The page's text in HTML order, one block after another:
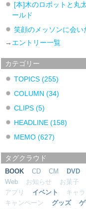
[本]木のロボットと丸
ールド
笑顔のメッソンに会い
→ エントリー一覧
カテゴリー
TOPICS (255)
COLUMN (34)
CLIPS (5)
HEADLINE (158)
MEMO (627)
タグクラウド
BOOK CD CM DVD
Web
お知らせ お菓子
アプリ
イベント キャ
キャンペーン
グッズ